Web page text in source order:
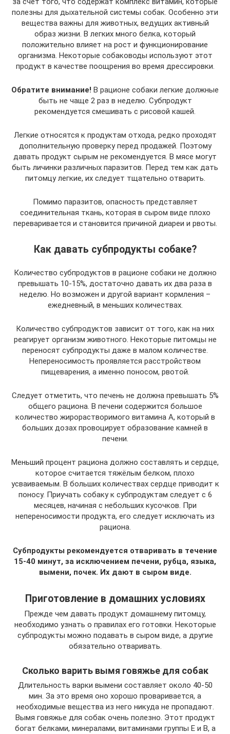
полезны для дыхательной системы собак. Особенно эти
вещества важны для животных, ведущих активный
образ жизни. В легких много белка, который
положительно влияет на рост и функционирование
организма. Некоторые собаководы используют этот
продукт в качестве поощрения во время дрессировки.
Обратите внимание! В рационе собаки легкие должные
быть не чаще 2 раз в неделю. Субпродукт
рекомендуется смешивать с рисовой кашей.
Легкие относятся к продуктам отхода, редко проходят
дополнительную проверку перед продажей. Поэтому
давать продукт сырым не рекомендуется. В мясе могут
быть личинки различных паразитов. Перед тем как дать
питомцу легкие, их следует тщательно отварить.
Помимо паразитов, опасность представляет
соединительная ткань, которая в сыром виде плохо
переваривается и становится причиной диареи и рвоты.
Как давать субпродукты собаке?
Количество субпродуктов в рационе собаки не должно
превышать 10-15%, достаточно давать их два раза в
неделю. Но возможен и другой вариант кормления –
ежедневный, в меньших количествах.
Количество субпродуктов зависит от того, как на них
реагирует организм животного. Некоторые питомцы не
переносят субпродукты даже в малом количестве.
Непереносимость проявляется расстройством
пищеварения, а именно поносом, рвотой.
Следует отметить, что печень не должна превышать 5%
общего рациона. В печени содержится большое
количество жирорастворимого витамина А, который в
больших дозах провоцирует образование камней в
печени.
Меньший процент рациона должно составлять и сердце,
которое считается тяжёлым белком, плохо
усваиваемым. В больших количествах сердце приводит к
поносу. Приучать собаку к субпродуктам следует с 6
месяцев, начиная с небольших кусочков. При
непереносимости продукта, его следует исключать из
рациона.
Субпродукты рекомендуется отваривать в течение
15-40 минут, за исключением печени, рубца, языка,
вымени, почек. Их дают в сыром виде.
Приготовление в домашних условиях
Прежде чем давать продукт домашнему питомцу,
необходимо узнать о правилах его готовки. Некоторые
субпродукты можно подавать в сыром виде, а другие
обязательно отваривать.
Сколько варить вымя говяжье для собак
Длительность варки вымени составляет около 40-50
мин. За это время оно хорошо проваривается, а
необходимые вещества из него никуда не пропадают.
Вымя говяжье для собак очень полезно. Этот продукт
богат белками, минералами, витаминами группы Е и В, а